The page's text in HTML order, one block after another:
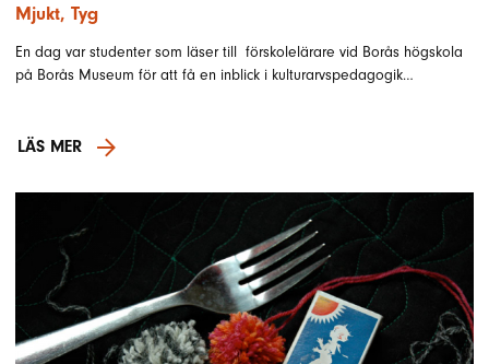
Mjukt, Tyg
En dag var studenter som läser till förskolelärare vid Borås högskola
på Borås Museum för att få en inblick i kulturarvspedagogik…
LÄS MER